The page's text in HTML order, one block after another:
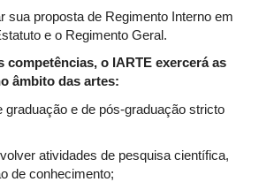
sua proposta de Regimento Interno em
e o Regimento Geral.
competências, o IARTE exercerá as
âmbito das artes:
graduação e de pós-graduação stricto
atividades de pesquisa científica,
de conhecimento;